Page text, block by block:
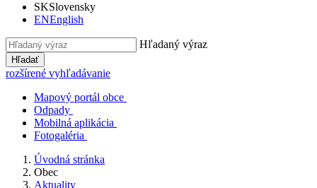
SKSlovensky
ENEnglish
Hľadaný výraz
Hľadať
rozšírené vyhľadávanie
Mapový portál obce
Odpady
Mobilná aplikácia
Fotogaléria
Úvodná stránka
Obec
Aktuality